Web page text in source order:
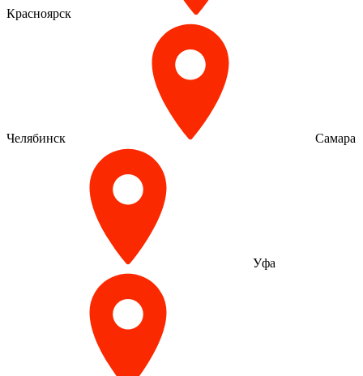
Красноярск
Челябинск Самара
Уфа